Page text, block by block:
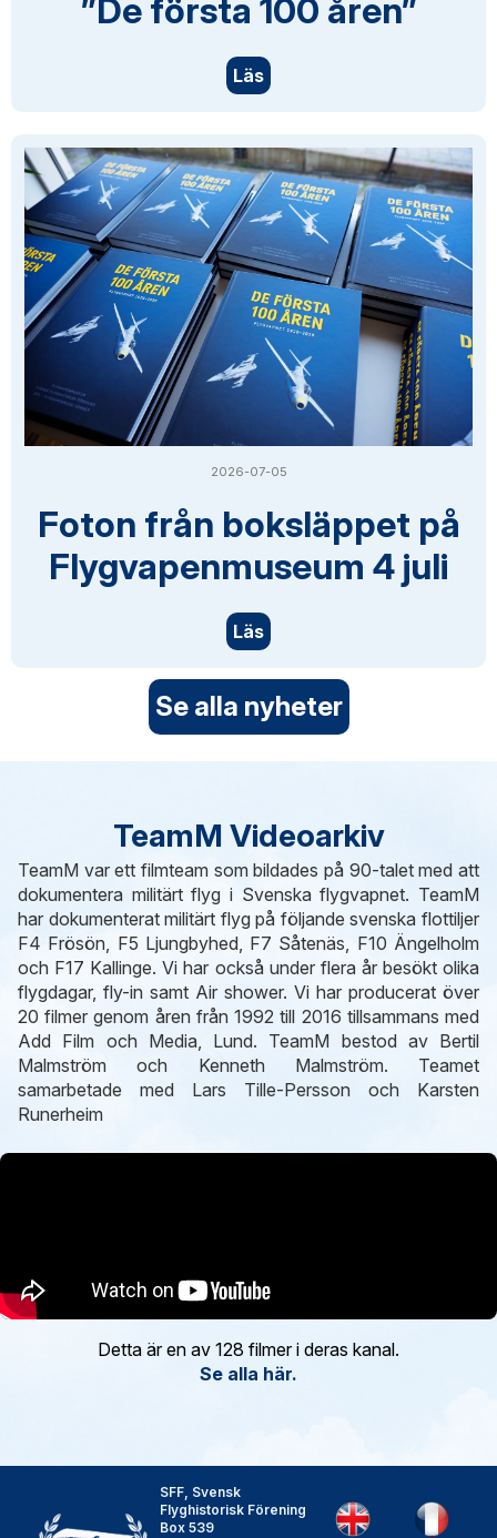
”De första 100 åren”
Läs
2026-07-05
Foton från boksläppet på
Flygvapenmuseum 4 juli
Läs
Se alla nyheter
TeamM Videoarkiv
TeamM var ett filmteam som bildades på 90-talet med att
dokumentera militärt flyg i Svenska flygvapnet. TeamM
har dokumenterat militärt flyg på följande svenska flottiljer
F4 Frösön, F5 Ljungbyhed, F7 Såtenäs, F10 Ängelholm
och F17 Kallinge. Vi har också under flera år besökt olika
flygdagar, fly-in samt Air shower. Vi har producerat över
20 filmer genom åren från 1992 till 2016 tillsammans med
Add Film och Media, Lund. TeamM bestod av Bertil
Malmström och Kenneth Malmström. Teamet
samarbetade med Lars Tille-Persson och Karsten
Runerheim
Detta är en av 128 filmer i deras kanal.
Se alla här.
SFF, Svensk
Flyghistorisk Förening
Box 539